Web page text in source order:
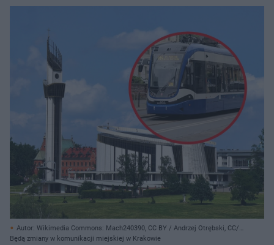
Autor: Wikimedia Commons: Mach240390, CC BY / Andrzej Otrębski, CC/
CC BY-SA 4.0
Będą zmiany w komunikacji miejskiej w Krakowie